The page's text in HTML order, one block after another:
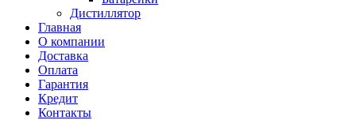
Дистиллятор
Главная
О компании
Доставка
Оплата
Гарантия
Кредит
Контакты